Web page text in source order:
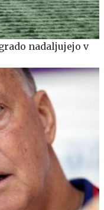
nadaljujejo v